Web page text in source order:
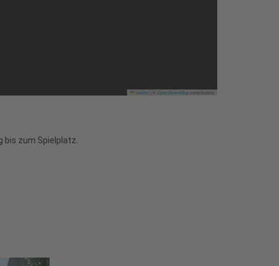
Leaflet OpenStreetMapcontributors
bis zum Spielplatz.